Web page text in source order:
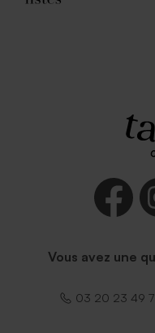
Vous avez une
03 20 23 49